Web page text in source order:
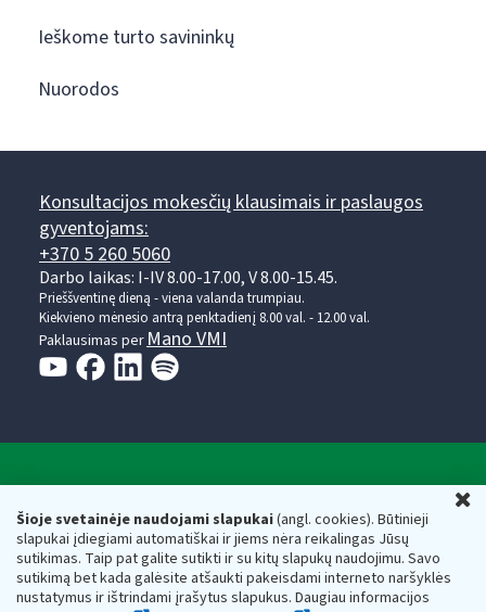
Šioje svetainėje naudojami slapukai(angl. cookies). Būtinieji
slapukai įdiegiami automatiškai ir jiems nėra reikalingas Jūsų
sutikimas. Taip pat galite sutikti ir su kitų slapukų naudojimu. Savo
sutikimą bet kada galėsite atšaukti pakeisdami interneto naršyklės
nustatymus ir ištrindami įrašytus slapukus. Daugiau informacijos
Ieškome turto savininkų
Nuorodos
Konsultacijos mokesčių klausimais ir paslaugos
gyventojams:
+370 5 260 5060
Darbo laikas: I-IV 8.00-17.00, V 8.00-15.45.
Prieššventinę dieną - viena valanda trumpiau.
Kiekvieno mėnesio antrą penktadienį 8.00 val. - 12.00 val.
Paklausimas per Mano VMI
Respublikos finansų ministerijos
Biudžetinė įstaiga. Juridinio asmens kodas — 188659752,
adresas: Vasario 16-osios g. 14, 01107 Vilnius, Lietuva, el.paštas:
vmi@vmi.lt, E. pristatymo dėžutės adresas 188659752
Duomenys apie Valstybinę mokesčių inspekciją prie Lietuvos